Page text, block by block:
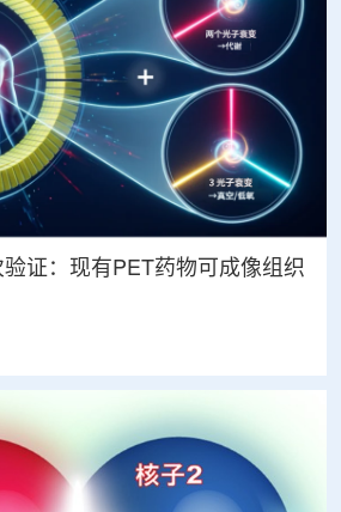
证：现有PET药物可成像组织